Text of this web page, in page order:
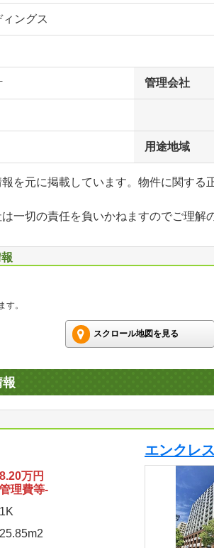
ィングス
管理会社
用途地域
報を元に掲載しています。物件に関す
一切の責任を負いかねますのでご理解
す。
スクロール地図を見る
8.20万円
管理費等-
1K
25.85m2
エンクレ